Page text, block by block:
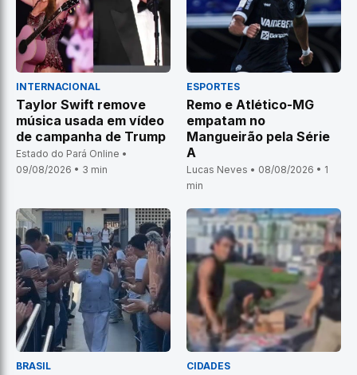
INTERNACIONAL
Taylor Swift remove
música usada em vídeo
de campanha de Trump
Estado do Pará Online •
09/08/2026 • 3 min
ESPORTES
Remo e Atlético-MG
empatam no
Mangueirão pela Série
A
Lucas Neves • 08/08/2026 • 1
min
BRASIL CIDADES